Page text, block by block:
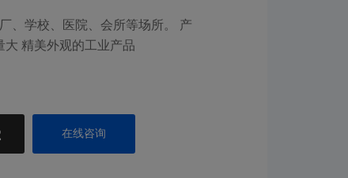
、学校、医院、会所等场所。 产
大 精美外观的工业产品
在线咨询